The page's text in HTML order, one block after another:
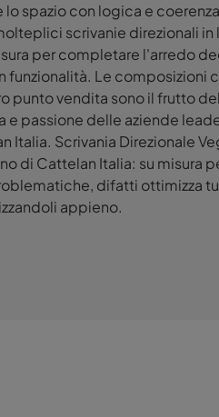
spazio con logica e
scrivanie direzionali in
per completare l'arredo
funzionalità. Le composizioni
punto vendita sono il frutto
e passione delle aziende
Italia. Scrivania Direzionale
di Cattelan Italia: su misura
difatti ottimizza
appieno.